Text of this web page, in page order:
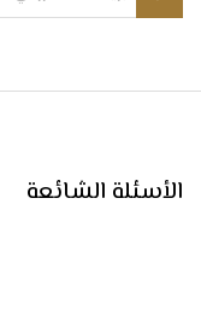
الأسئلة الشائعة